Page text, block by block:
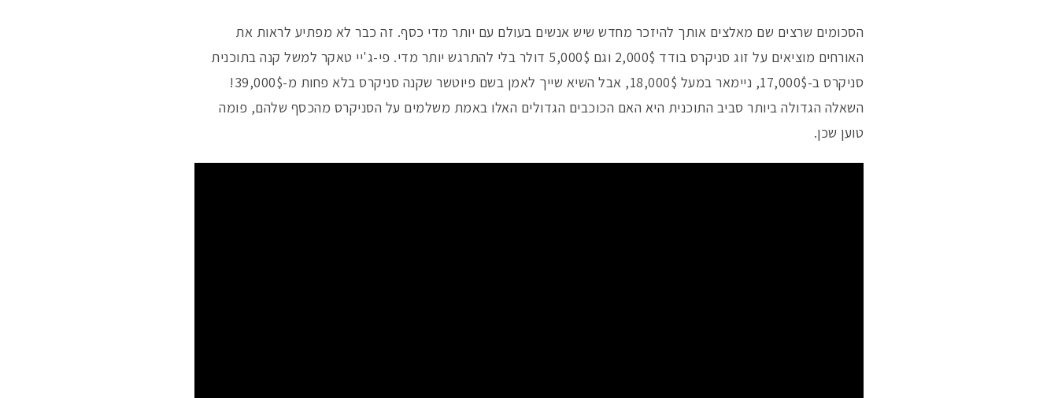
הסכומים שרצים שם מאלצים אותך להיזכר מחדש שיש אנשים בעולם עם יותר מדי כסף. זה כבר לא מפתיע לראות את
האורחים מוציאים על זוג סניקרס בודד 2,000$ וגם 5,000$ דולר בלי להתרגש יותר מדי. פי-ג'יי טאקר למשל קנה בתוכנית
סניקרס ב-17,000$, ניימאר במעל 18,000$, אבל השיא שייך לאמן בשם פיוטשר שקנה סניקרס בלא פחות מ-39,000$!
השאלה הגדולה ביותר סביב התוכנית היא האם הכוכבים הגדולים האלו באמת משלמים על הסניקרס מהכסף שלהם, פומה
טוען שכן.